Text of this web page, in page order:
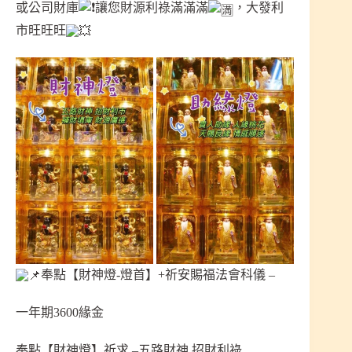
或公司財庫
讓您財源利祿滿滿滿
，大發利
市旺旺旺
奉點【財神燈-燈首】+祈安賜福法會科儀 –
一年期3600緣金